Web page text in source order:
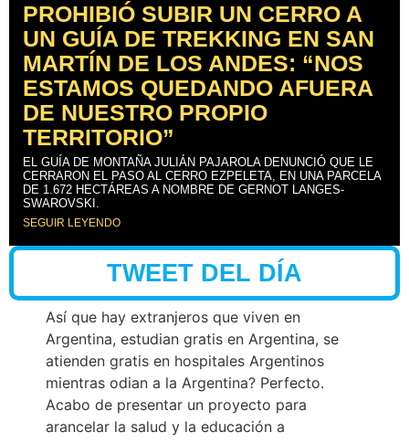
PROHIBIÓ SUBIR UN CERRO A
UN GUÍA DE TREKKING EN SAN
MARTÍN DE LOS ANDES: “NOS
ESTAMOS QUEDANDO AFUERA
DE NUESTRO PROPIO
TERRITORIO”
EL GUÍA DE MONTAÑA JULIÁN PAJAROLA DENUNCIÓ QUE LE
CERRARON EL PASO AL CERRO EZPELETA, EN UNA PARCELA
DE 1.672 HECTÁREAS A NOMBRE DE GERNOT LANGES-
SWAROVSKI.
SEGUIR LEYENDO
TWEET DEL DÍA
Así que hay extranjeros que viven en
Argentina, estudian gratis en Argentina, se
atienden gratis en hospitales Argentinos
mientras odian a la Argentina? Perfecto.
Acabo de presentar un proyecto para
arancelar la salud y la educación a